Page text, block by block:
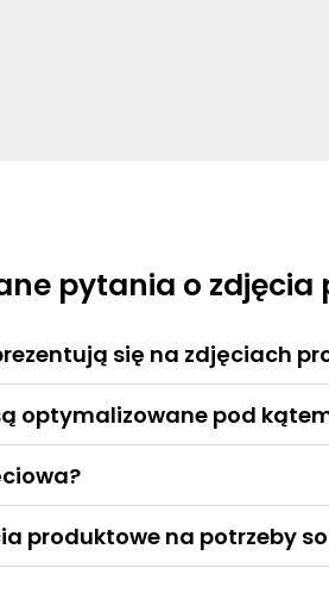
pytania o
się na zdjęciach
optymalizowane pod kątem
produktowe na potrzeby